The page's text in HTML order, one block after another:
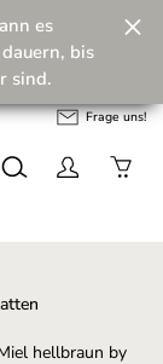
es
bis
sind.
Frage uns!